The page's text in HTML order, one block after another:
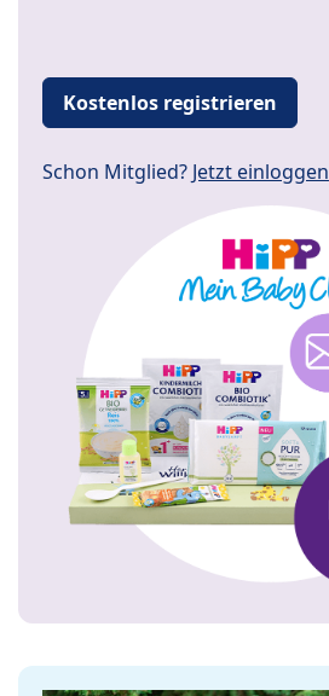
Kostenlos registrieren
Schon Mitglied? Jetzt einloggen